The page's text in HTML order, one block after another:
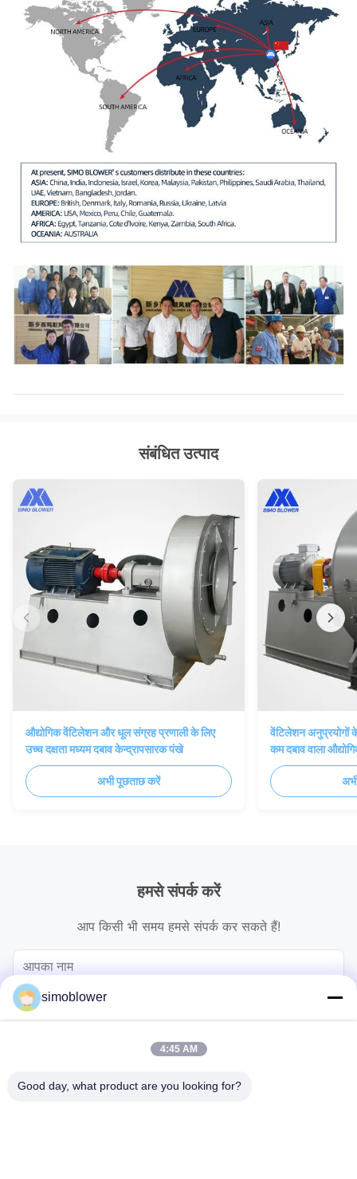
संबंधित उत्पाद
औद्योगिक वेंटिलेशन और धूल संग्रह प्रणाली के लिए
उच्च दक्षता मध्यम दबाव केन्द्रापसारक पंखे
अभी पूछताछ करें
वेंटिलेशन अनुप्रयोगों
कम दबाव वाला
हमसे संपर्क करें
आप किसी भी समय हमसे संपर्क कर सकते हैं!
simoblower
4:45 AM
Good day, what product are you looking for?